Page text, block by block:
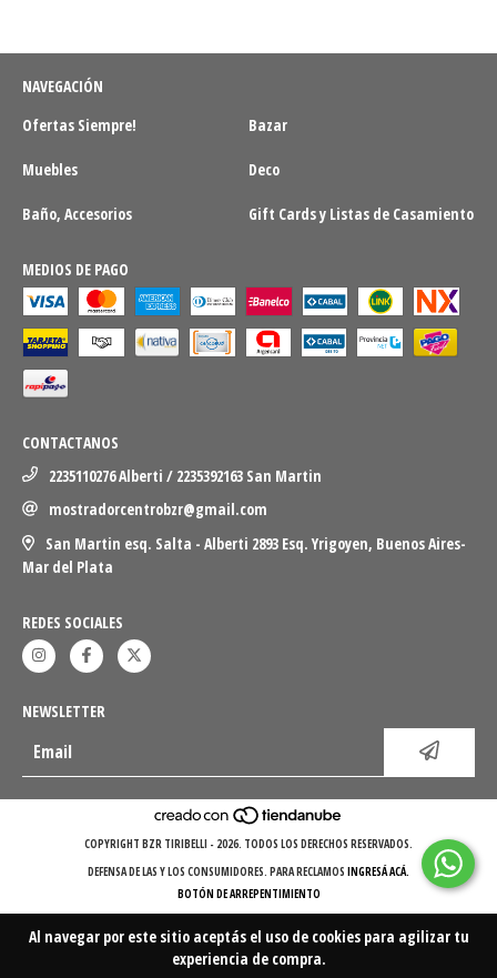
Al navegar por este sitio aceptás el uso de cookiespara agilizar tu
experiencia de compra.
NAVEGACIÓN
Ofertas Siempre!
Bazar
Muebles Deco
Baño, Accesorios Gift Cards y Listas de Casamiento
MEDIOS DE PAGO
CONTACTANOS
2235110276 Alberti / 2235392163 San Martin
mostradorcentrobzr@gmail.com
San Martin esq. Salta - Alberti 2893 Esq. Yrigoyen, Buenos Aires-
Mar del Plata
REDES SOCIALES
NEWSLETTER
COPYRIGHT BZR TIRIBELLI - 2026. TODOS LOS DERECHOS RESERVADOS.
DEFENSA DE LAS Y LOS CONSUMIDORES. PARA RECLAMOS INGRESÁ ACÁ.
BOTÓN DE ARREPENTIMIENTO